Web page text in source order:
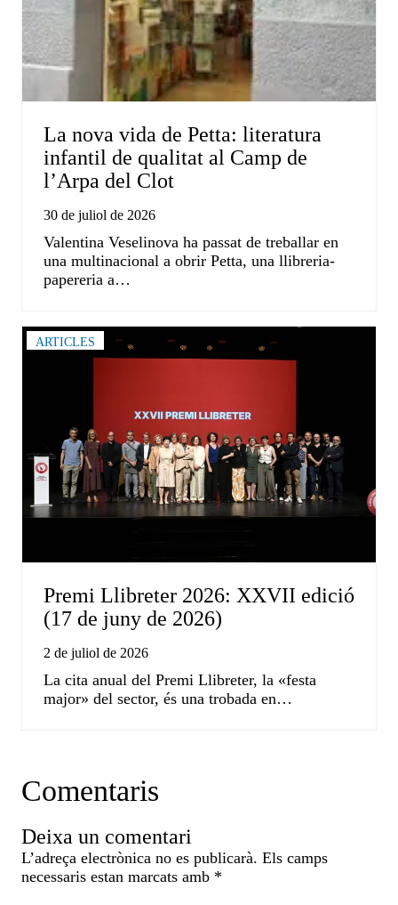
La nova vida de Petta: literatura
infantil de qualitat al Camp de
l’Arpa del Clot
30 de juliol de 2026
Valentina Veselinova ha passat de treballar en
una multinacional a obrir Petta, una llibreria-
papereria a…
ARTICLES
Premi Llibreter 2026: XXVII edició
(17 de juny de 2026)
2 de juliol de 2026
La cita anual del Premi Llibreter, la «festa
major» del sector, és una trobada en…
Comentaris
Deixa un comentari
L’adreça electrònica no es publicarà. Els camps
necessaris estan marcats amb *